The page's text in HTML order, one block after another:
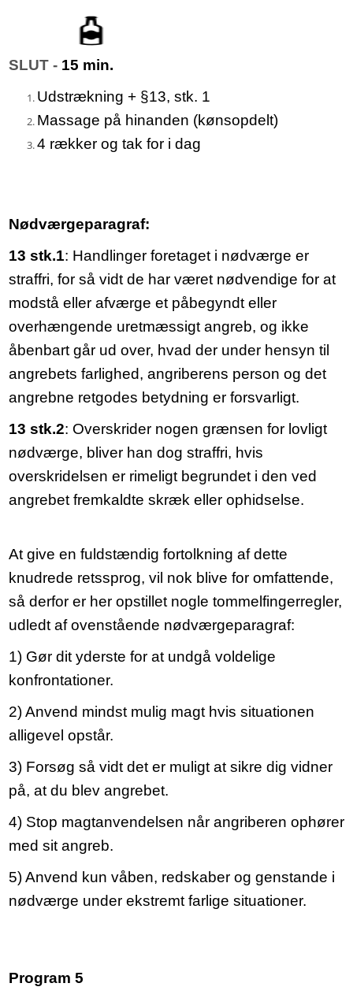
SLUT - 15 min.
Udstrækning + §13, stk. 1
Massage på hinanden (kønsopdelt)
4 rækker og tak for i dag
Nødværgeparagraf:
13 stk.1: Handlinger foretaget i nødværge er
straffri, for så vidt de har været nødvendige for at
modstå eller afværge et påbegyndt eller
overhængende uretmæssigt angreb, og ikke
åbenbart går ud over, hvad der under hensyn til
angrebets farlighed, angriberens person og det
angrebne retgodes betydning er forsvarligt.
13 stk.2: Overskrider nogen grænsen for lovligt
nødværge, bliver han dog straffri, hvis
overskridelsen er rimeligt begrundet i den ved
angrebet fremkaldte skræk eller ophidselse.
At give en fuldstændig fortolkning af dette
knudrede retssprog, vil nok blive for omfattende,
så derfor er her opstillet nogle tommelfingerregler,
udledt af ovenstående nødværgeparagraf:
1) Gør dit yderste for at undgå voldelige
konfrontationer.
2) Anvend mindst mulig magt hvis situationen
alligevel opstår.
3) Forsøg så vidt det er muligt at sikre dig vidner
på, at du blev angrebet.
4) Stop magtanvendelsen når angriberen ophører
med sit angreb.
5) Anvend kun våben, redskaber og genstande i
nødværge under ekstremt farlige situationer.
Program 5